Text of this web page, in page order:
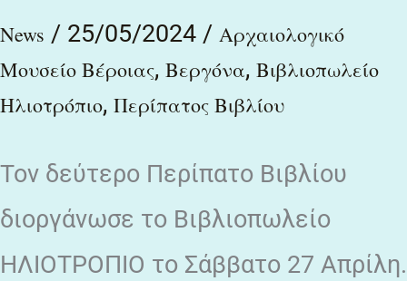
News / 25/05/2024 / Αρχαιολογικό
Μουσείο Βέροιας, Βεργόνα, Βιβλιοπωλείο
Ηλιοτρόπιο, Περίπατος Βιβλίου
Τον δεύτερο Περίπατο Βιβλίου
διοργάνωσε το Βιβλιοπωλείο
ΗΛΙΟΤΡΟΠΙΟ το Σάββατο 27 Απρίλη.